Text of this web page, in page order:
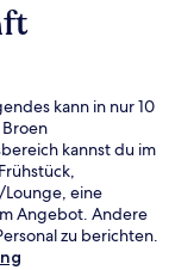
kann in nur 10
kannst du im
eine
Angebot. Andere
zu berichten.